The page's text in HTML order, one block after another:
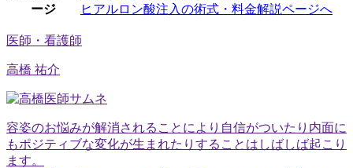
ージ
ヒアルロン酸注入の術式・料金解説ページへ
医師・看護師
高橋 祐介
容姿のお悩みが解消されることにより自信がついたり内面に
もポジティブな変化が生まれたりすることはしばしば起こり
ます。